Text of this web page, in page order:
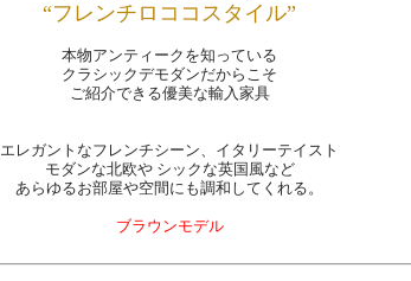
“フレンチロココスタイル”
本物アンティークを知っている
クラシックデモダンだからこそ
ご紹介できる優美な輸入家具
エレガントなフレンチシーン、イタリーテイスト
モダンな北欧や シックな英国風など
あらゆるお部屋や空間にも調和してくれる。
ブラウンモデル